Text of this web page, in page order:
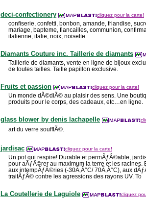
deci-confectionery cliquez pour la carte!
confiserie, confetti, bonbon, amande, friandise,
mariage, bapteme, fiancailles, communion,
italienne, italie, noix, noisette
Diamants Couture inc. Taillerie de diamants
Taillerie de diamants, vente en ligne de bijoux
de toutes tailles. Taille papillon exclusive.
Fruits et passion cliquez pour la carte!
Un monde dÃ©diÃ© au plaisir des sens. Une
produits pour le corps, des cadeaux, etc…en ligne.
glass blower by denis lachapelle
art du verre soufflÃ©.
jardisac cliquez pour la carte!
Un pot qui respire! Durable et permÃƒÂ©able,
pour aÃƒÂ©rer au maximum la terre et les racines.
aux intempÃƒÂ©ries (-30Ã‚Â°C/ 70Ã‚Â°C), aux
traitÃƒÂ© contre les agressions des rayons UV. To
La Coutellerie de Laguiole cliquez